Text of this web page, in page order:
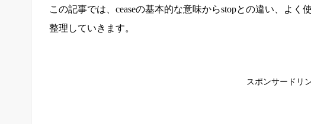
この記事では、ceaseの基本的な意味からstopとの違い、よ
整理していきます。
スポンサードリ